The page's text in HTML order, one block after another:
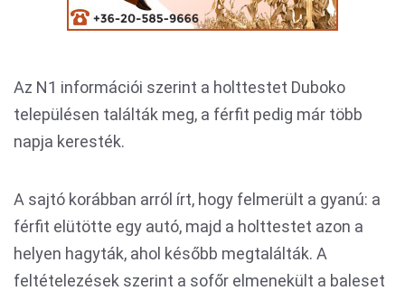
Az N1 információi szerint a holttestet Duboko
településen találták meg, a férfit pedig már több
napja keresték.
A sajtó korábban arról írt, hogy felmerült a gyanú: a
férfit elütötte egy autó, majd a holttestet azon a
helyen hagyták, ahol később megtalálták. A
feltételezések szerint a sofőr elmenekült a baleset